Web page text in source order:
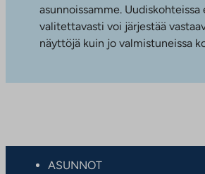
asunnoissamme. Uudiskohteissa
valitettavasti voi järjestää
näyttöjä kuin jo valmistuneissa
ASUNNOT